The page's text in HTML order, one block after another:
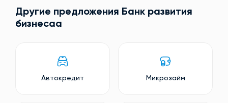
Другие предложения Банк развития
бизнесаa
Автокредит Микрозайм